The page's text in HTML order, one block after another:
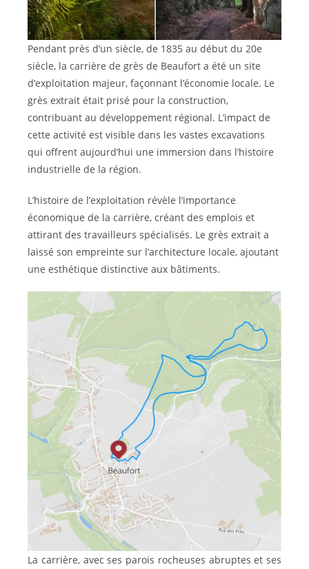
Pendant près d’un siècle, de 1835 au début du 20e
siècle, la carrière de grès de Beaufort a été un site
d’exploitation majeur, façonnant l’économie locale. Le
grès extrait était prisé pour la construction,
contribuant au développement régional. L’impact de
cette activité est visible dans les vastes excavations
qui offrent aujourd’hui une immersion dans l’histoire
industrielle de la région.
L’histoire de l’exploitation révèle l’importance
économique de la carrière, créant des emplois et
attirant des travailleurs spécialisés. Le grès extrait a
laissé son empreinte sur l’architecture locale, ajoutant
une esthétique distinctive aux bâtiments.
La carrière, avec ses parois rocheuses abruptes et ses